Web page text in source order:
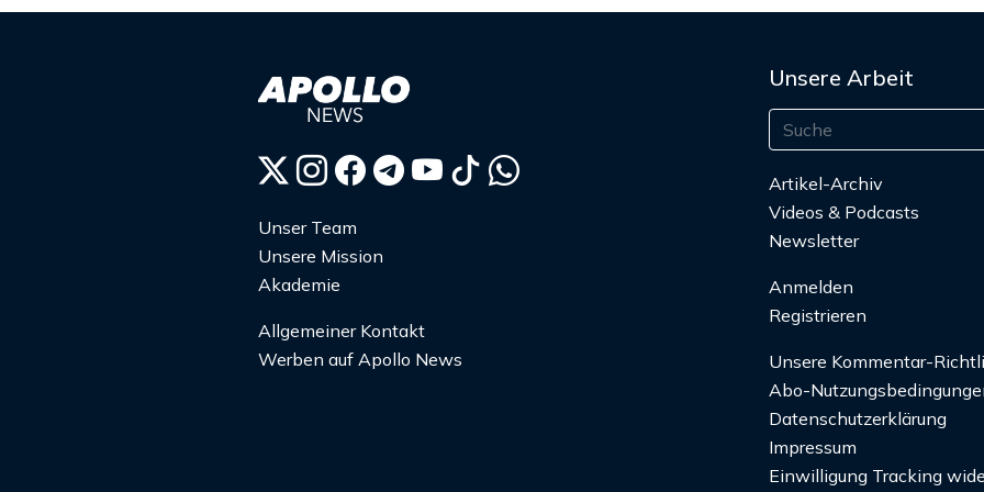
Unser Team
Unsere Mission
Akademie
Allgemeiner Kontakt
Werben auf Apollo News
Unsere Arbeit
Artikel-Archiv
Videos & Podcasts
Newsletter
Anmelden
Registrieren
Unsere Kommentar-
Abo-
Datenschutzerklärung
Impressum
Einwilligung Tracking